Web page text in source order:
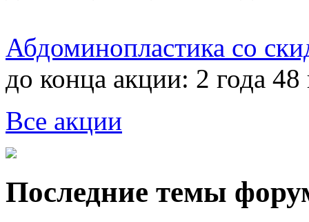
Абдоминопластика со
до конца акции: 2 года 48
Все акции
Последние темы